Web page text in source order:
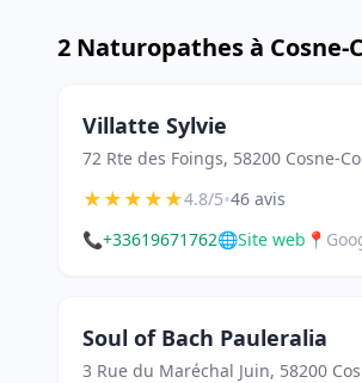
2 Naturopathes à Cosne-
Villatte Sylvie
72 Rte des Foings, 58200 Cosne-
★★★★★4.8/5•46 avis
📞+33619671762🌐Site web 📍
Soul of Bach Pauleralia
3 Rue du Maréchal Juin, 58200